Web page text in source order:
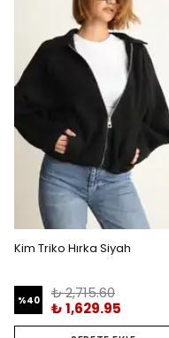
Kim Triko Hırka Siyah
%40
₺ 2,715.60
₺ 1,629.95